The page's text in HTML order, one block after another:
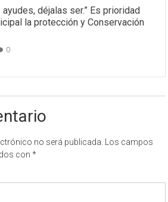
déjalas ser.” Es prioridad
la protección y Conservación
0
no será publicada.
Los campos
con*